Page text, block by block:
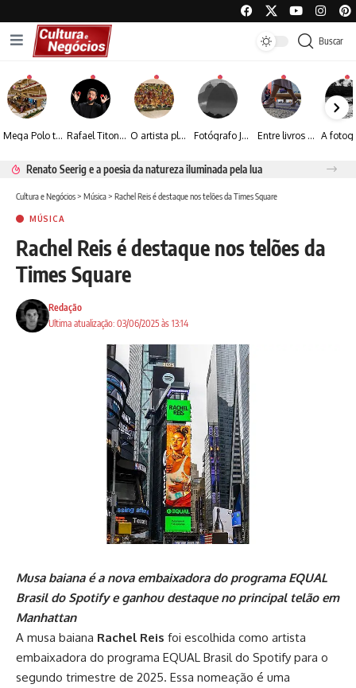
Buscar
Mega Polo transforma lançamento de coleção em plataforma nacional de negócios e projeta crescimento de mais de 15% Rafael Titonelly leva magia e acolhimento a crianças em tratamento oncológico em Juiz de Fora O artista plástico Jorge Luiz transforma sustentabilidade e criatividade em arte contemporânea Fotógrafo José Roberto apresenta um olhar sensível sobre arquitetura, formas e luz na fotografia Entre livros e fotografia autoral, Sebastião Reis consolida uma trajetória marcada pelo olhar artístico
Renato Seerig e a poesia da natureza iluminada pela lua
Cultura e Negócios> Música> Rachel Reis é destaque nos telões da Times Square
MÚSICA
Rachel Reis é destaque nos telões da
Times Square
Ultima atualização: 03/06/2025 às 13:14
Redação
Musa baiana é a nova embaixadora do programa EQUAL
Brasil do Spotify e ganhou destaque no principal telão em
Manhattan
A musa baiana Rachel Reis foi escolhida como artista
embaixadora do programa EQUAL Brasil do Spotify para o
segundo trimestre de 2025. Essa nomeação é uma